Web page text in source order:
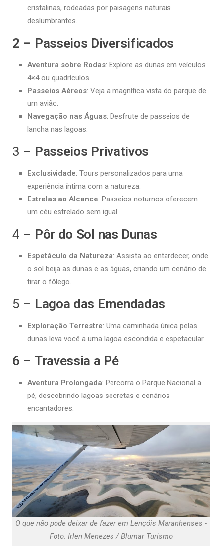
cristalinas, rodeadas por paisagens naturais
deslumbrantes.
2 – Passeios Diversificados
Aventura sobre Rodas: Explore as dunas em veículos
4×4 ou quadrículos.
Passeios Aéreos: Veja a magnífica vista do parque de
um avião.
Navegação nas Águas: Desfrute de passeios de
lancha nas lagoas.
3 – Passeios Privativos
Exclusividade: Tours personalizados para uma
experiência íntima com a natureza.
Estrelas ao Alcance: Passeios noturnos oferecem
um céu estrelado sem igual.
4 – Pôr do Sol nas Dunas
Espetáculo da Natureza: Assista ao entardecer, onde
o sol beija as dunas e as águas, criando um cenário de
tirar o fôlego.
5 – Lagoa das Emendadas
Exploração Terrestre: Uma caminhada única pelas
dunas leva você a uma lagoa escondida e espetacular.
6 – Travessia a Pé
Aventura Prolongada: Percorra o Parque Nacional a
pé, descobrindo lagoas secretas e cenários
encantadores.
O que não pode deixar de fazer em Lençóis Maranhenses -
Foto: Irlen Menezes / Blumar Turismo